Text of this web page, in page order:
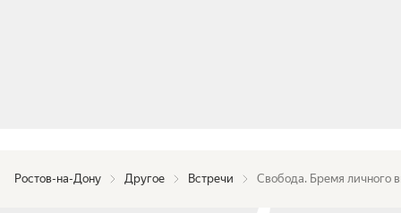
Ростов-на-Дону Другое Встречи Свобода. Бремя личного